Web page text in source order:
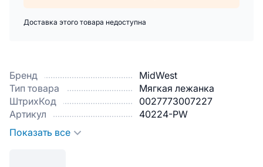
Бренд
MidWest
Тип товара
Мягкая лежанка
ШтрихКод
0027773007227
Артикул
40224-PW
Показать все
Доставка этого товара недоступна